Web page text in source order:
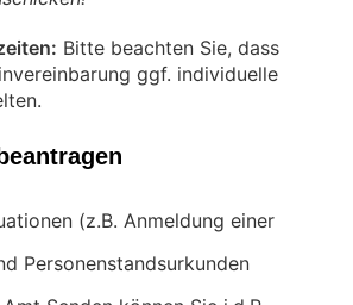
Bitte beachten Sie, dass
ggf. individuelle
(z.B. Anmeldung einer
Personenstandsurkunden